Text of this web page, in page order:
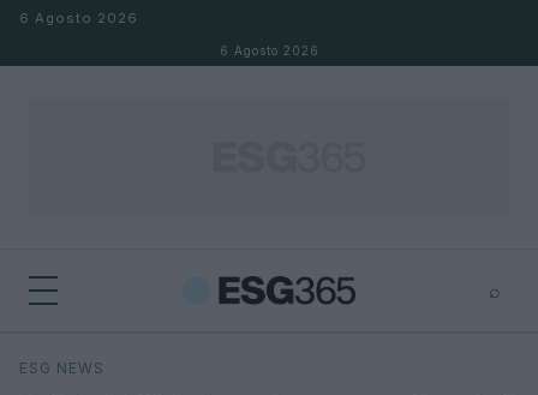
Salta al contenuto
6 Agosto 2026
6 Agosto 2026
⌕
Cerca
ESG NEWS